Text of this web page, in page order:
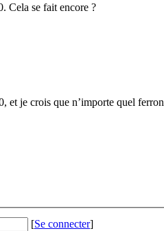
Cela se fait encore ?
et je crois que n’importe quel
[Se connecter]